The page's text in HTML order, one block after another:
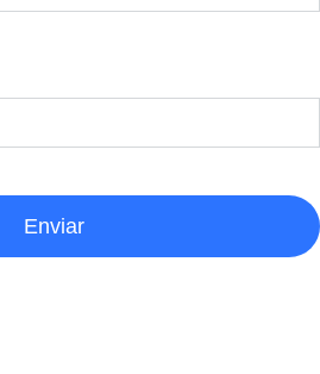
Enviar